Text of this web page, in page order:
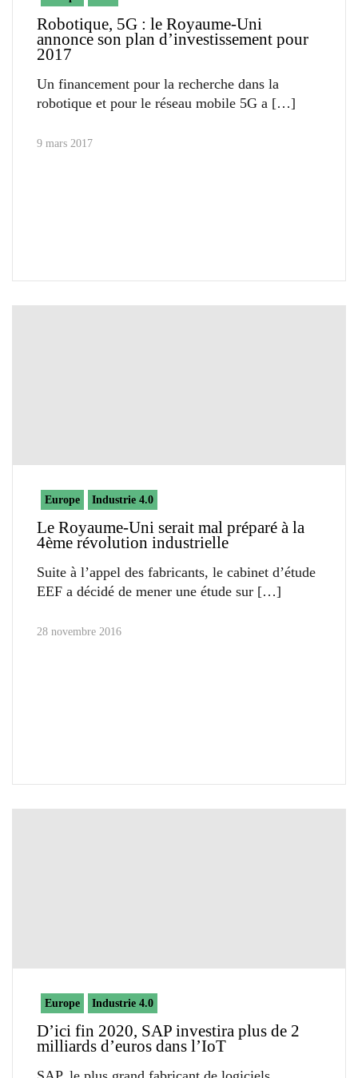
Robotique, 5G : le Royaume-Uni
annonce son plan d’investissement pour
2017
Un financement pour la recherche dans la
robotique et pour le réseau mobile 5G a
9 mars 2017
Europe Industrie 4.0
Le Royaume-Uni serait mal préparé à la
4ème révolution industrielle
Suite à l’appel des fabricants, le cabinet d’étude
EEF a décidé de mener une étude sur
28 novembre 2016
Europe Industrie 4.0
D’ici fin 2020, SAP investira plus de 2
milliards d’euros dans l’IoT